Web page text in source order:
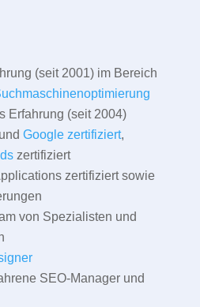
(seit 2001) im Bereich
Erfahrung (seit 2004)
Google zertifiziert,
zertifiziert
zertifiziert sowie
von Spezialisten und
SEO-Manager und